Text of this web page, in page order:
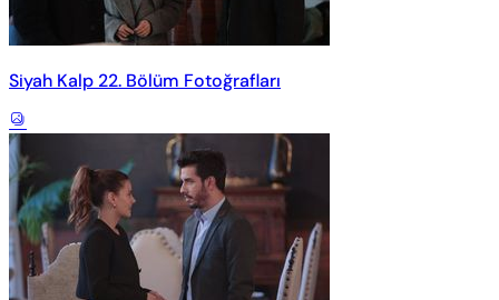
Siyah Kalp 22. Bölüm Fotoğrafları